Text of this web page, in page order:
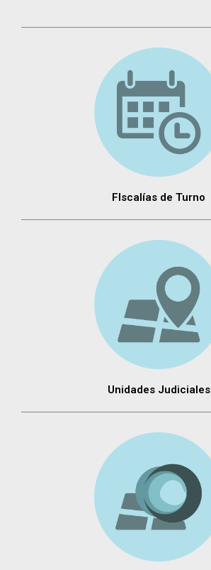
FIscalías de Turno
Unidades Judiciales